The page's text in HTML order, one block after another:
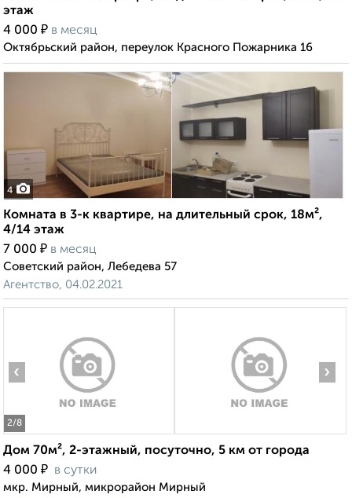
этаж
4 000 ₽ в месяц
Октябрьский район, переулок Красного Пожарника 16
4
Комната в 3-к квартире, на длительный срок, 18м²,
4/14 этаж
7 000 ₽ в месяц
Советский район, Лебедева 57
Агентство, 04.02.2021
2/8
‹ ›
Дом 70м², 2-этажный, посуточно, 5 км от города
4 000 ₽ в сутки
мкр. Мирный, микрорайон Мирный